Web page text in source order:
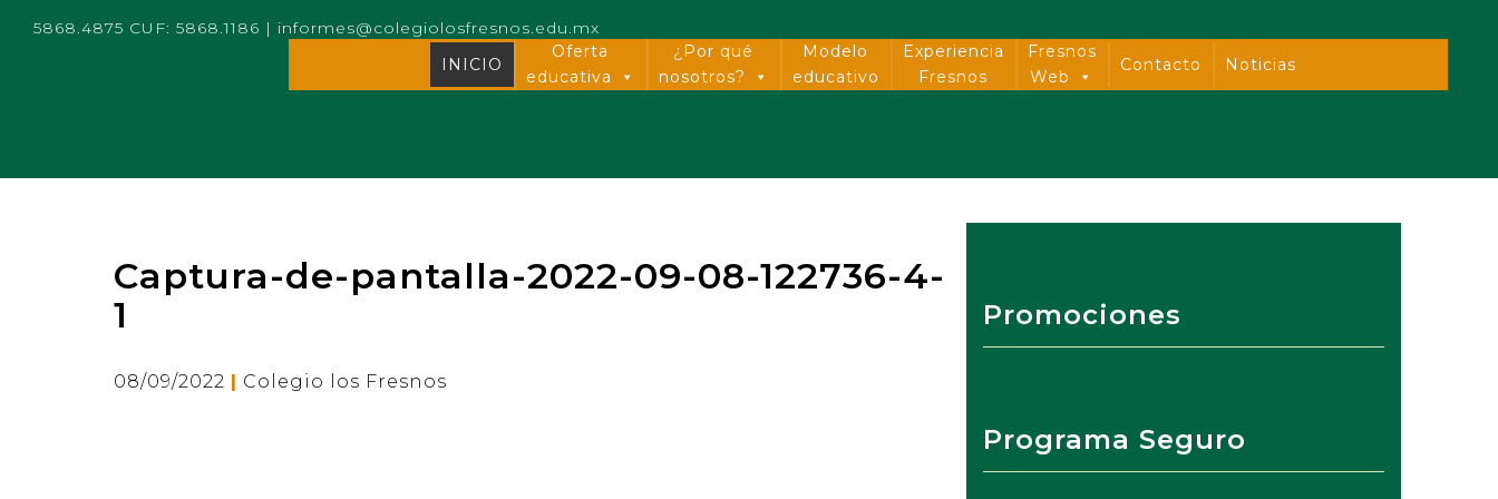
5868.4875 CUF: 5868.1186 | informes@colegiolosfresnos.edu.mx
INICIO
Oferta
educativa
¿Por qué
nosotros?
Modelo
educativo
Experiencia
Fresnos
Fresnos
Web
Contacto Noticias
Captura-de-pantalla-2022-09-08-122736-4-
1
08/09/2022 | Colegio los Fresnos
Promociones
Programa Seguro